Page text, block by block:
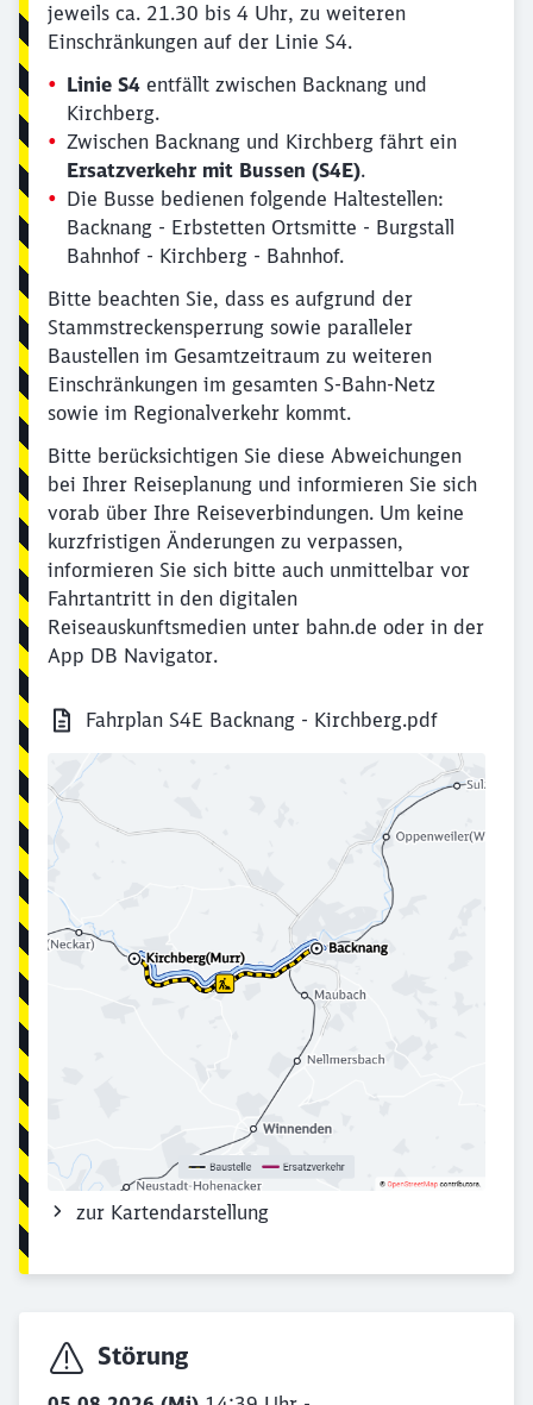
jeweils ca. 21.30 bis 4 Uhr, zu weiteren
Einschränkungen auf der Linie S4.
Linie S4 entfällt zwischen Backnang und
Kirchberg.
Zwischen Backnang und Kirchberg fährt ein
Ersatzverkehr mit Bussen (S4E).
Die Busse bedienen folgende Haltestellen:
Backnang - Erbstetten Ortsmitte - Burgstall
Bahnhof - Kirchberg - Bahnhof.
Bitte beachten Sie, dass es aufgrund der
Stammstreckensperrung sowie paralleler
Baustellen im Gesamtzeitraum zu weiteren
Einschränkungen im gesamten S-Bahn-Netz
sowie im Regionalverkehr kommt.
Bitte berücksichtigen Sie diese Abweichungen
bei Ihrer Reiseplanung und informieren Sie sich
vorab über Ihre Reiseverbindungen. Um keine
kurzfristigen Änderungen zu verpassen,
informieren Sie sich bitte auch unmittelbar vor
Fahrtantritt in den digitalen
Reiseauskunftsmedien unter bahn.de oder in der
App DB Navigator.
Fahrplan S4E Backnang - Kirchberg.pdf
zur Kartendarstellung
Störung